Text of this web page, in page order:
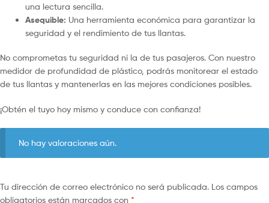
una lectura sencilla.
Asequible: Una herramienta económica para garantizar la
seguridad y el rendimiento de tus llantas.
No comprometas tu seguridad ni la de tus pasajeros. Con nuestro
medidor de profundidad de plástico, podrás monitorear el estado
de tus llantas y mantenerlas en las mejores condiciones posibles.
¡Obtén el tuyo hoy mismo y conduce con confianza!
No hay valoraciones aún.
Tu dirección de correo electrónico no será publicada. Los campos
obligatorios están marcados con *